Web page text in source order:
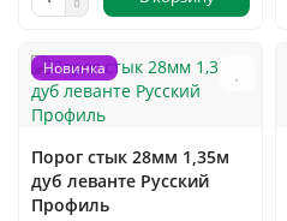
Новинка
Порог стык 28мм 1,35м
дуб леванте Русский
Профиль